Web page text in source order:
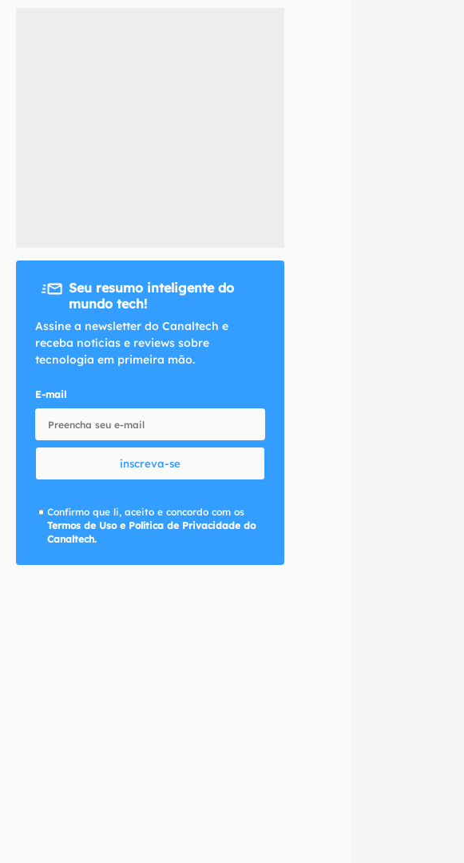
Privacidade do Canaltech.
Seu resumo inteligente do
mundo tech!
Assine a newsletter do Canaltech e
receba notícias e reviews sobre
tecnologia em primeira mão.
E-mail
inscreva-se
Confirmo que li, aceito e concordo com os
Termos de Uso e Política de Privacidade do
Canaltech.